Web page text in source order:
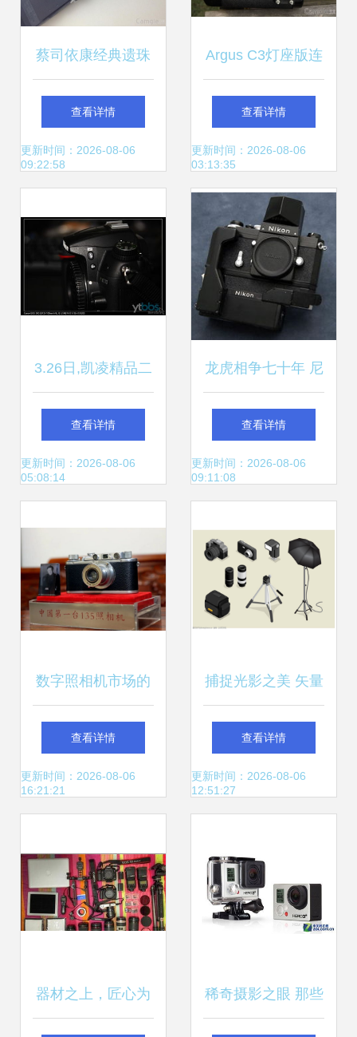
蔡司依康经典遗珠
Super Six 120折叠
机修复记
查看详情
更新时间：2026-08-06
09:22:58
Argus C3灯座版连
手柄灯 二手摄影器
材的经典之选
查看详情
更新时间：2026-08-06
03:13:35
3.26日,凯凌精品二
手相机 佳能5d2 佳
能7d 尼康d7000到
机 二手摄影器材
查看详情
更新时间：2026-08-06
05:08:14
龙虎相争七十年 尼
康与佳能争霸史揭
秘
查看详情
更新时间：2026-08-06
09:11:08
数字照相机市场的
国产渴望 圆梦之路
有多远？
查看详情
更新时间：2026-08-06
16:21:21
捕捉光影之美 矢量
摄影器材素材集锦
查看详情
更新时间：2026-08-06
12:51:27
器材之上，匠心为 稀奇摄影之眼 那些